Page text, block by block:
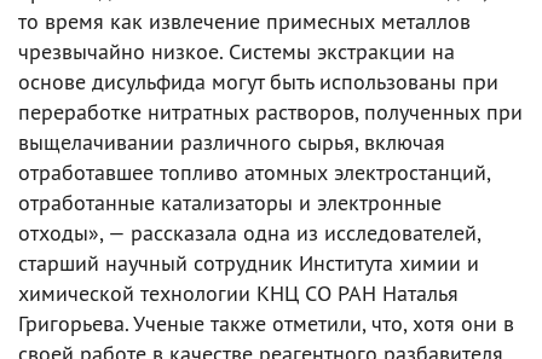
то время как извлечение примесных металлов
чрезвычайно низкое. Системы экстракции на
основе дисульфида могут быть использованы при
переработке нитратных растворов, полученных при
выщелачивании различного сырья, включая
отработавшее топливо атомных электростанций,
отработанные катализаторы и электронные
отходы», — рассказала одна из исследователей,
старший научный сотрудник Института химии и
химической технологии КНЦ СО РАН Наталья
Григорьева. Ученые также отметили, что, хотя они в
своей работе в качестве реагентного разбавителя